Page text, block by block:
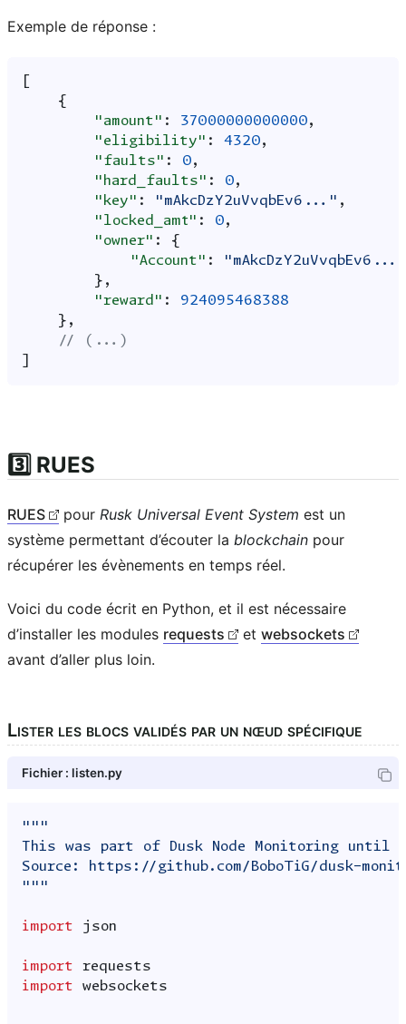
Exemple de réponse :
{
"amount" : 37000000000000 ,
"eligibility" : 4320 ,
"faults" : 0 ,
"hard_faults" : 0 ,
"key" : "mAkcDzY2uVvqbEv6..." ,
"locked_amt" : 0 ,
"owner" :
{
"Account" :
"mAkcDzY2uVvqbEv6..."
},
"reward" :
924095468388
},
// (...)
3️⃣ RUES
RUES pour Rusk Universal Event System est un
système permettant d’écouter la blockchain pour
récupérer les évènements en temps réel.
Voici du code écrit en Python, et il est nécessaire
d’installer les modules requests et websockets
avant d’aller plus loin.
Lister les blocs validés par un nœud spécifique
Fichier : listen.py
"""
This was part of Dusk Node Monitoring until
Source: https://github.com/BoboTiG/dusk-
"""
import json
import
requests
import
websockets